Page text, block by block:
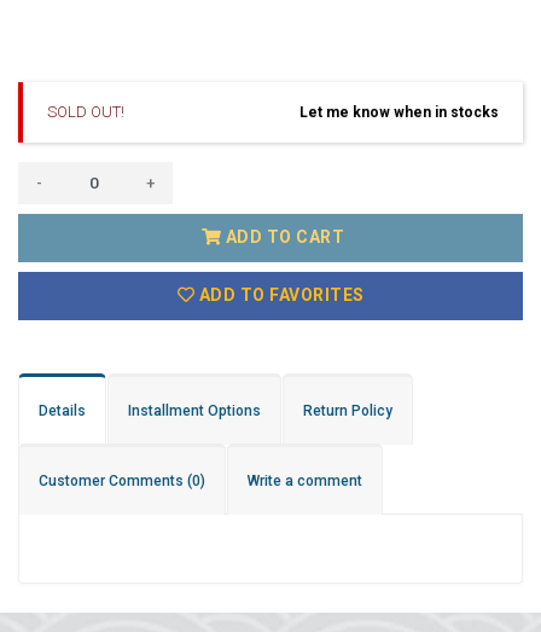
SOLD OUT! Let me know when in stocks
- +
ADD TO CART
ADD TO FAVORITES
Details Installment Options Return Policy
Customer Comments (0) Write a comment